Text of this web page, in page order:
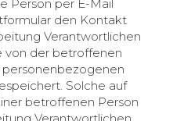
Person per E-Mail
den Kontakt
Verantwortlichen
von der betroffenen
Solche auf
betroffenen Person
Verantwortlichen